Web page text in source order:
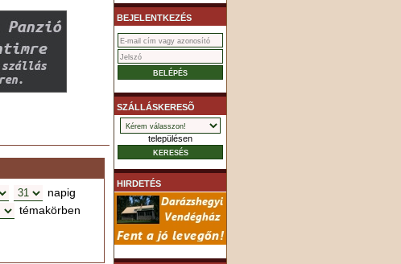
napig
témakörben
BEJELENTKEZÉS
SZÁLLÁSKERESÕ
településen
HIRDETÉS